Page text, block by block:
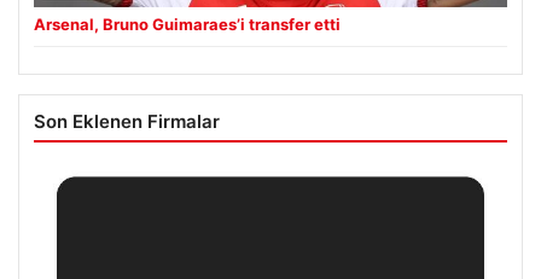
Arsenal, Bruno Guimaraes’i transfer etti
Son Eklenen Firmalar